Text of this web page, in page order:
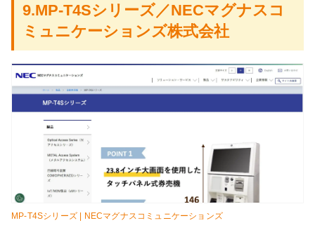
9.MP-T4Sシリーズ／NECマグナスコ
ミュニケーションズ株式会社
MP-T4Sシリーズ | NECマグナスコミュニケーションズ